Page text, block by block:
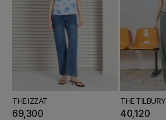
THE IZZAT
69,300
THE TILBURY
40,120